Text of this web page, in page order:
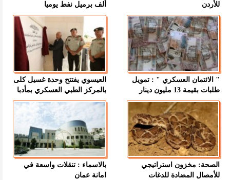
للأردن
ألف برميل نفط يوميا
" الائتمان العسكري " : تمويل
طلبات بقيمة 13 مليون دينار
العيسوي يفتتح وحدة غسيل كلى
بالمركز الطبي العسكري بمأدبا
الصحة: مخزون استراتيجي
للأمصال المضادة للدغات
بالاسماء : تنقلات واسعة في
امانة عمان